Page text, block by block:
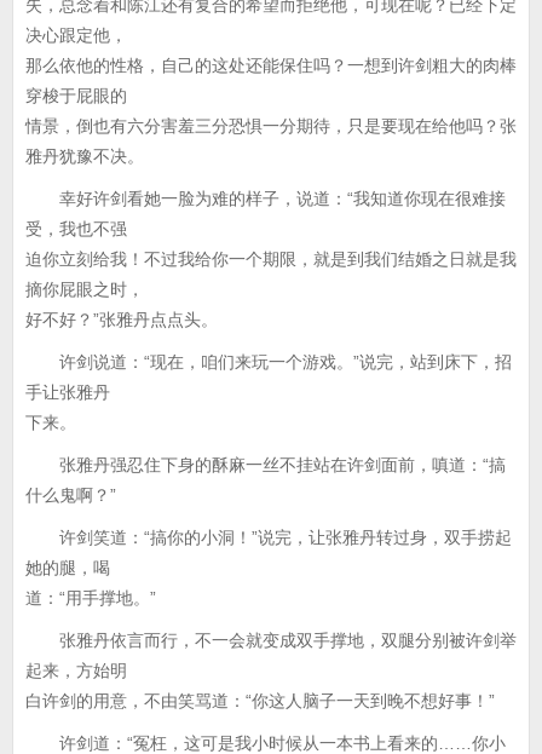
失，总念着和陈江还有复合的希望而拒绝他，可现在呢？已经下定
决心跟定他，
那么依他的性格，自己的这处还能保住吗？一想到许剑粗大的肉棒
穿梭于屁眼的
情景，倒也有六分害羞三分恐惧一分期待，只是要现在给他吗？张
雅丹犹豫不决。
幸好许剑看她一脸为难的样子，说道：“我知道你现在很难接
受，我也不强
迫你立刻给我！不过我给你一个期限，就是到我们结婚之日就是我
摘你屁眼之时，
好不好？”张雅丹点点头。
许剑说道：“现在，咱们来玩一个游戏。”说完，站到床下，招
手让张雅丹
下来。
张雅丹强忍住下身的酥麻一丝不挂站在许剑面前，嗔道：“搞
什么鬼啊？”
许剑笑道：“搞你的小洞！”说完，让张雅丹转过身，双手捞起
她的腿，喝
道：“用手撑地。”
张雅丹依言而行，不一会就变成双手撑地，双腿分别被许剑举
起来，方始明
白许剑的用意，不由笑骂道：“你这人脑子一天到晚不想好事！”
许剑道：“冤枉，这可是我小时候从一本书上看来的……你小